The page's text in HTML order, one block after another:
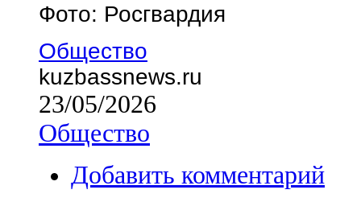
Фото: Росгвардия
Общество
kuzbassnews.ru
23/05/2026
Общество
Добавить комментарий